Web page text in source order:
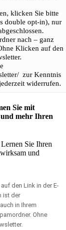
klicken Sie bitte
double opt-in), nur
nach – ganz
Klicken auf den
zur Kenntnis
widerrufen.
Sie mit
und mehr Ihren
Sie Ihren
und
den Link in der E-
ist der
in Ihrem
Ohne